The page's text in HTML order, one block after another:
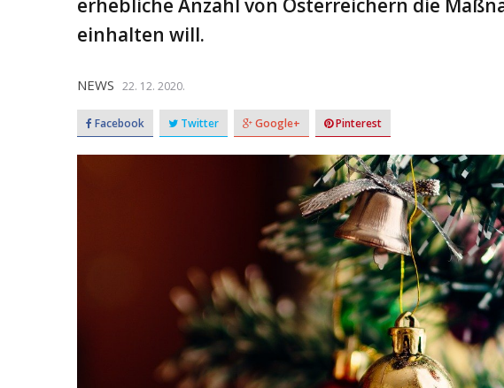
erhebliche Anzahl von Österreichern die
einhalten will.
NEWS 22. 12. 2020.
Facebook Twitter Google+ Pinterest